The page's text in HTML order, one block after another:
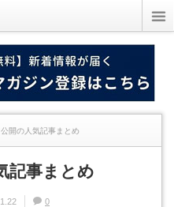
開の人気記事まとめ
記事まとめ
0